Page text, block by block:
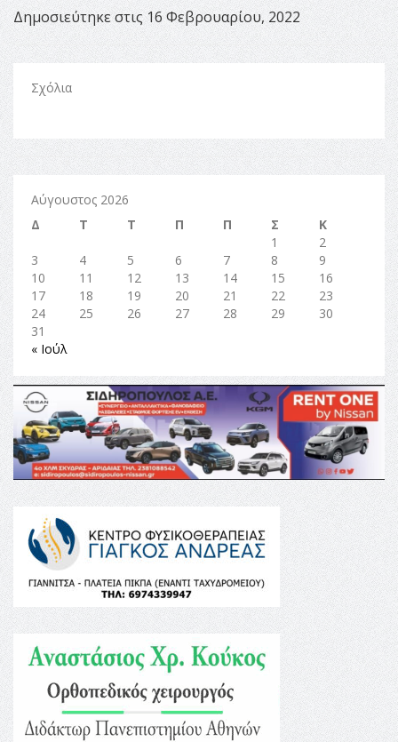
Δημοσιεύτηκε στις 16 Φεβρουαρίου, 2022
Σχόλια
Αύγουστος 2026
Δ
Τ Τ Π Π Σ
Κ
1
2
3
4 5 6 7 8
9
10
11 12 13 14 15
16
17
18 19 20 21 22
23
24
25 26 27 28 29
30
31
« Ιούλ